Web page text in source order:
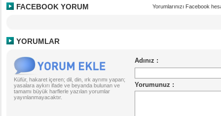
FACEBOOK YORUM Yorumlarınızı Facebook
YORUMLAR
Küfür, hakaret içeren; dil, din, ırk ayrımı yapan;
yasalara aykırı ifade ve beyanda bulunan ve
tamamı büyük harflerle yazılan yorumlar
yayınlanmayacaktır.